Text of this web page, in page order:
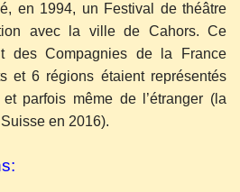
en 1994, un Festival de théâtre
avec la ville de Cahors. Ce
des Compagnies de la France
et 6 régions étaient représentés
parfois même de l’étranger (la
en 2016).